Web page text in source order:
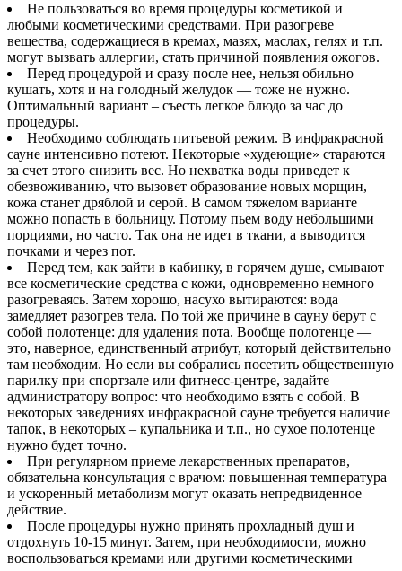
Не пользоваться во время процедуры косметикой и
любыми косметическими средствами. При разогреве
вещества, содержащиеся в кремах, мазях, маслах, гелях и т.п.
могут вызвать аллергии, стать причиной появления ожогов.
Перед процедурой и сразу после нее, нельзя обильно
кушать, хотя и на голодный желудок — тоже не нужно.
Оптимальный вариант – съесть легкое блюдо за час до
процедуры.
Необходимо соблюдать питьевой режим. В инфракрасной
сауне интенсивно потеют. Некоторые «худеющие» стараются
за счет этого снизить вес. Но нехватка воды приведет к
обезвоживанию, что вызовет образование новых морщин,
кожа станет дряблой и серой. В самом тяжелом варианте
можно попасть в больницу. Потому пьем воду небольшими
порциями, но часто. Так она не идет в ткани, а выводится
почками и через пот.
Перед тем, как зайти в кабинку, в горячем душе, смывают
все косметические средства с кожи, одновременно немного
разогреваясь. Затем хорошо, насухо вытираются: вода
замедляет разогрев тела. По той же причине в сауну берут с
собой полотенце: для удаления пота. Вообще полотенце —
это, наверное, единственный атрибут, который действительно
там необходим. Но если вы собрались посетить общественную
парилку при спортзале или фитнесс-центре, задайте
администратору вопрос: что необходимо взять с собой. В
некоторых заведениях инфракрасной сауне требуется наличие
тапок, в некоторых – купальника и т.п., но сухое полотенце
нужно будет точно.
При регулярном приеме лекарственных препаратов,
обязательна консультация с врачом: повышенная температура
и ускоренный метаболизм могут оказать непредвиденное
действие.
После процедуры нужно принять прохладный душ и
отдохнуть 10-15 минут. Затем, при необходимости, можно
воспользоваться кремами или другими косметическими